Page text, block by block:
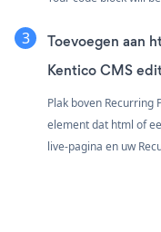
Toevoegen aan
Kentico CMS
Plak boven Recurring
element dat html of
live-pagina en uw